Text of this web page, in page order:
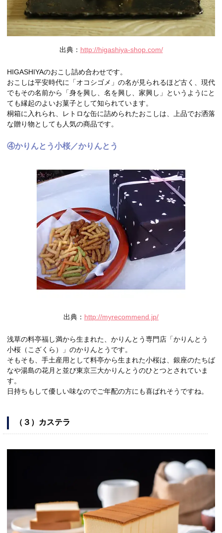
出典： http://higashiya-shop.com/
HIGASHIYAのおこし詰め合わせです。
おこしは平安時代に「オコシゴメ」の名が見られるほど古く、現代
でもその名前から「身を興し、名を興し、家興し」というようにと
ても縁起のよいお菓子として知られています。
桐箱に入れられ、レトロな缶に詰められたおこしは、上品でお洒落
な贈り物としても人気の商品です。
④かりんとう小桜／かりんとう
出典： http://myrecommend.jp/
浅草の料亭福し満から生まれた、かりんとう専門店「かりんとう
小桜（こざくら）」のかりんとうです。
そもそも、手土産用として料亭から生まれた小桜は、銀座のたちば
なや湯島の花月と並び東京三大かりんとうのひとつとされていま
す。
日持ちもして優しい味なのでご年配の方にも喜ばれそうですね。
（３）カステラ